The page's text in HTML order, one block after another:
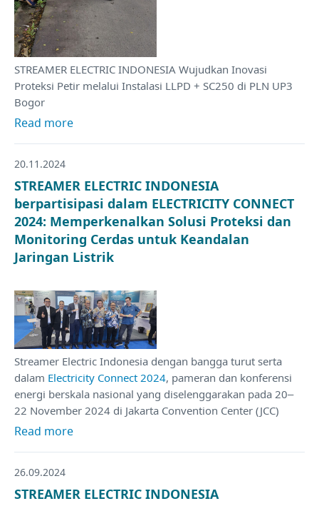
STREAMER ELECTRIC INDONESIA Wujudkan Inovasi
Proteksi Petir melalui Instalasi LLPD + SC250 di PLN UP3
Bogor
Read more
20.11.2024
STREAMER ELECTRIC INDONESIA
berpartisipasi dalam ELECTRICITY CONNECT
2024: Memperkenalkan Solusi Proteksi dan
Monitoring Cerdas untuk Keandalan
Jaringan Listrik
Streamer Electric Indonesia dengan bangga turut serta
dalam Electricity Connect 2024, pameran dan konferensi
energi berskala nasional yang diselenggarakan pada 20–
22 November 2024 di Jakarta Convention Center (JCC)
Read more
26.09.2024
STREAMER ELECTRIC INDONESIA